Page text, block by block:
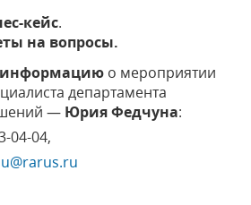
кейс.
на вопросы.
информацию о мероприятии
департамента
— Юрия Федчуна:
04-04,